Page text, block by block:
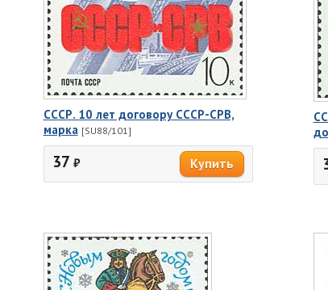
СССР. 10 лет договору СССР-СРВ,
марка [SU88/101]
37 ₽